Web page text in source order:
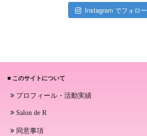
Instagram でフォロー
■ このサイトについて
プロフィール・活動実績
Salon de R
同意事項